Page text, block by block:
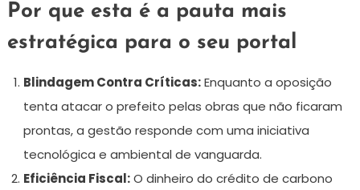
Por que esta é a pauta mais
estratégica para o seu portal
Blindagem Contra Críticas:Enquanto a oposição
tenta atacar o prefeito pelas obras que não ficaram
prontas, a gestão responde com uma iniciativa
tecnológica e ambiental de vanguarda.
Eficiência Fiscal:O dinheiro do crédito de carbono